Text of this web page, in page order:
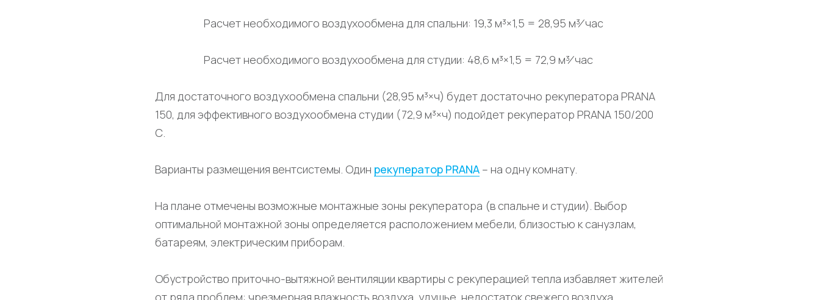
Расчет необходимого воздухообмена для спальни: 19,3 м³×1,5 = 28,95 м³⁄ час
Расчет необходимого воздухообмена для студии: 48,6 м³×1,5 = 72,9 м³⁄ час
Для достаточного воздухообмена спальни (28,95 м³×ч) будет достаточно рекуператора PRANA
150, для эффективного воздухообмена студии (72,9 м³×ч) подойдет рекуператор PRANA 150/200
С.
Варианты размещения вентсистемы. Один рекуператор PRANA– на одну комнату.
На плане отмечены возможные монтажные зоны рекуператора (в спальне и студии). Выбор
оптимальной монтажной зоны определяется расположением мебели, близостью к санузлам,
батареям, электрическим приборам.
Обустройство приточно-вытяжной вентиляции квартиры с рекуперацией тепла избавляет жителей
от ряда проблем: чрезмерная влажность воздуха, удушье, недостаток свежего воздуха.